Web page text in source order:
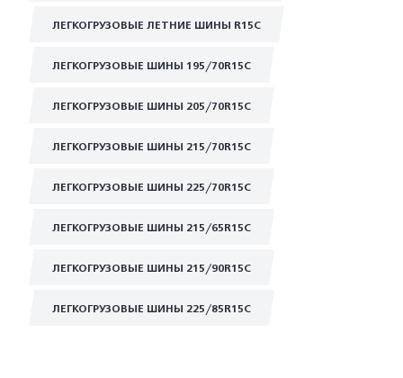
ЛЕГКОГРУЗОВЫЕ ЛЕТНИЕ ШИНЫ R15C
ЛЕГКОГРУЗОВЫЕ ШИНЫ 195/70R15C
ЛЕГКОГРУЗОВЫЕ ШИНЫ 205/70R15C
ЛЕГКОГРУЗОВЫЕ ШИНЫ 215/70R15C
ЛЕГКОГРУЗОВЫЕ ШИНЫ 225/70R15C
ЛЕГКОГРУЗОВЫЕ ШИНЫ 215/65R15C
ЛЕГКОГРУЗОВЫЕ ШИНЫ 215/90R15C
ЛЕГКОГРУЗОВЫЕ ШИНЫ 225/85R15C